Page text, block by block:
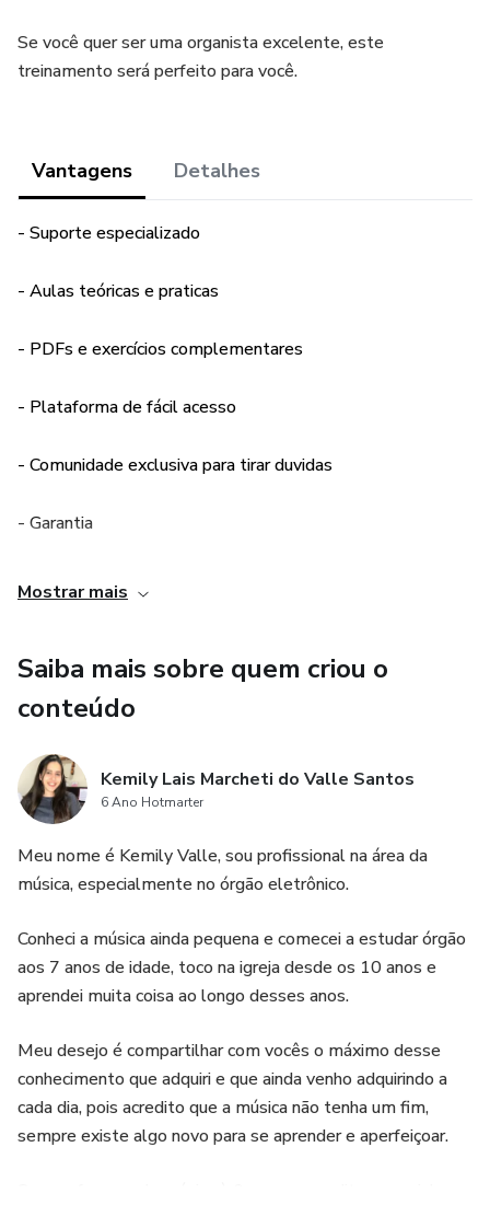
Se você quer ser uma organista excelente, este
treinamento será perfeito para você.
Vantagens Detalhes
- Suporte especializado
- Aulas teóricas e praticas
- PDFs e exercícios complementares
- Plataforma de fácil acesso
- Comunidade exclusiva para tirar duvidas
- Garantia
Mostrar mais
Saiba mais sobre quem criou o
conteúdo
Kemily Lais Marcheti do Valle Santos
6 Ano Hotmarter
Meu nome é Kemily Valle, sou profissional na área da
música, especialmente no órgão eletrônico.
Conheci a música ainda pequena e comecei a estudar órgão
aos 7 anos de idade, toco na igreja desde os 10 anos e
aprendei muita coisa ao longo desses anos.
Meu desejo é compartilhar com vocês o máximo desse
conhecimento que adquiri e que ainda venho adquirindo a
cada dia, pois acredito que a música não tenha um fim,
sempre existe algo novo para se aprender e aperfeiçoar.